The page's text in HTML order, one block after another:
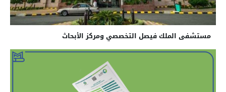
مستشفى الملك فيصل التخصصي ومركز الأبحاث